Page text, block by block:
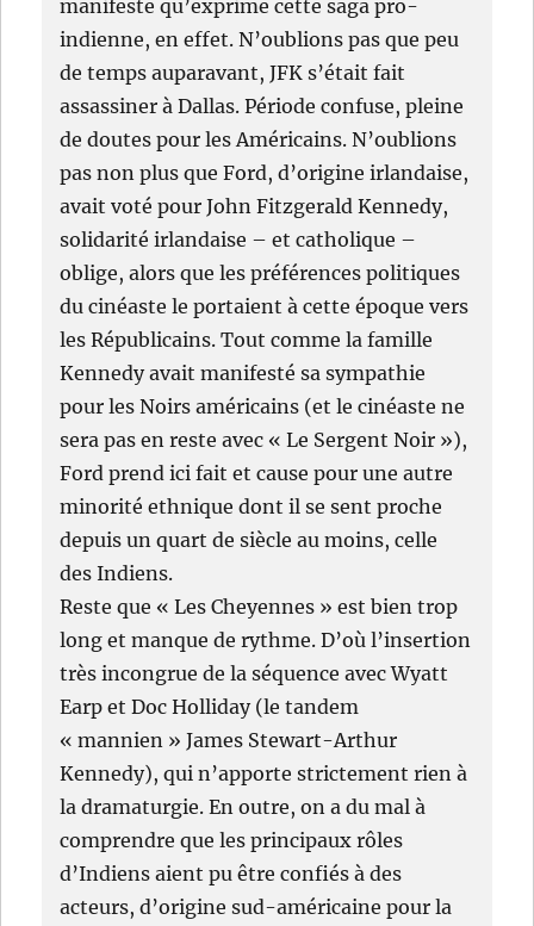
manifeste qu’exprime cette saga pro-
indienne, en effet. N’oublions pas que peu
de temps auparavant, JFK s’était fait
assassiner à Dallas. Période confuse, pleine
de doutes pour les Américains. N’oublions
pas non plus que Ford, d’origine irlandaise,
avait voté pour John Fitzgerald Kennedy,
solidarité irlandaise – et catholique –
oblige, alors que les préférences politiques
du cinéaste le portaient à cette époque vers
les Républicains. Tout comme la famille
Kennedy avait manifesté sa sympathie
pour les Noirs américains (et le cinéaste ne
sera pas en reste avec « Le Sergent Noir »),
Ford prend ici fait et cause pour une autre
minorité ethnique dont il se sent proche
depuis un quart de siècle au moins, celle
des Indiens.
Reste que « Les Cheyennes » est bien trop
long et manque de rythme. D’où l’insertion
très incongrue de la séquence avec Wyatt
Earp et Doc Holliday (le tandem
« mannien » James Stewart-Arthur
Kennedy), qui n’apporte strictement rien à
la dramaturgie. En outre, on a du mal à
comprendre que les principaux rôles
d’Indiens aient pu être confiés à des
acteurs, d’origine sud-américaine pour la